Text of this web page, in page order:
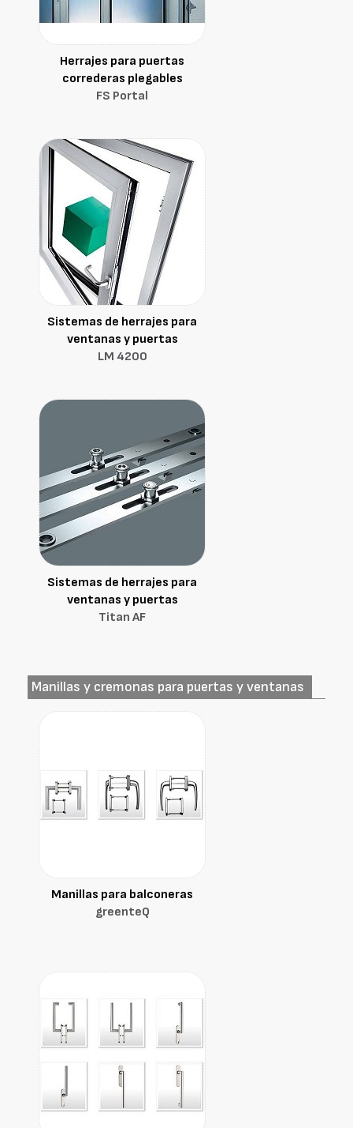
Herrajes para puertas
correderas plegables
FS Portal
Sistemas de herrajes para
ventanas y puertas
LM 4200
Sistemas de herrajes para
ventanas y puertas
Titan AF
Manillas y cremonas para puertas y ventanas
Manillas para balconeras
greenteQ